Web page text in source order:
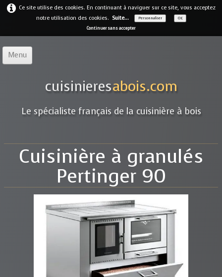
Ce site utilise des cookies. En continuant à naviguer sur ce site, vous acceptez
notre utilisation des cookies. Suite... Personnaliser OK
Continuer sans accepter
Menu
Notre offre▼
Notre entreprise
Galerie
▼
Marques▼
Contact
cuisinieresabois.com
Le spécialiste français de la cuisinière à bois
Cuisinière à granulés
Pertinger 90